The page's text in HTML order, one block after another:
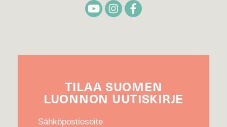
TILAA SUOMEN
LUONNON UUTIS­KIRJE
Sähköpostiosoite